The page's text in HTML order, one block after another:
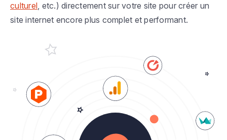
culturel, etc.) directement sur votre site pour créer un
site internet encore plus complet et performant.